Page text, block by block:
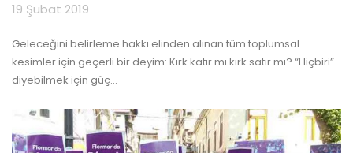
19 Şubat 2019
Geleceğini belirleme hakkı elinden alınan tüm toplumsal
kesimler için geçerli bir deyim: Kırk katır mı kırk satır mı? “Hiçbiri”
diyebilmek için güç…